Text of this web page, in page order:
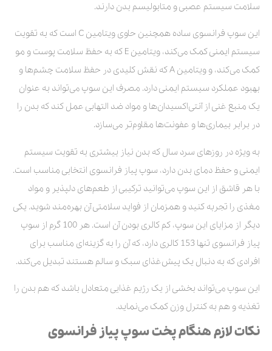
سلامت سیستم عصبی و متابولیسم بدن دارند.
این سوپ فرانسوی ساده همچنین حاوی ویتامین C است که به تقویت
سیستم ایمنی کمک می‌کند، ویتامین E که به حفظ سلامت پوست و مو
کمک می‌کند، و ویتامین A که نقش کلیدی در حفظ سلامت چشم‌ها و
بهبود عملکرد سیستم ایمنی دارد. مصرف این سوپ می‌تواند به عنوان
یک منبع غنی از آنتی‌اکسیدان‌ها و مواد ضد التهابی عمل کند که بدن را
در برابر بیماری‌ها و عفونت‌ها مقاوم‌تر می‌سازد.
به ویژه در روزهای سرد سال که بدن نیاز بیشتری به تقویت سیستم
ایمنی و حفظ دمای بدن دارد، سوپ پیاز فرانسوی انتخابی مناسب است.
با هر قاشق از این سوپ می‌توانید ترکیبی از طعم‌های دلپذیر و مواد
مغذی را تجربه کنید و همزمان از فواید سلامتی آن بهره‌مند شوید. یکی
دیگر از مزایای این سوپ، کم کالری بودن آن است. هر 100 گرم از سوپ
پیاز فرانسوی تنها 153 کالری دارد، که آن را به گزینه‌ای مناسب برای
افرادی که به دنبال یک پیش‌غذای سبک و سالم هستند تبدیل می‌کند.
این سوپ می‌تواند بخشی از یک رژیم غذایی متعادل باشد که هم بدن را
تغذیه و هم به کنترل وزن کمک می‌نماید.
نکات لازم هنگام پخت سوپ پیاز فرانسوی